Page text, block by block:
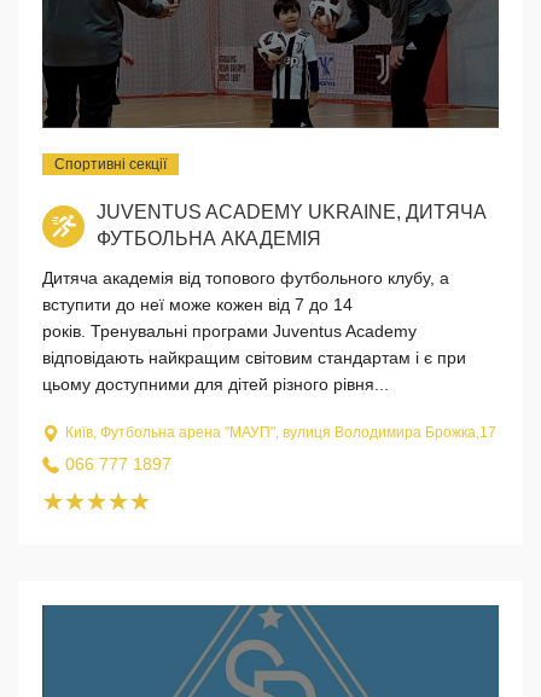
Спортивні секції
JUVENTUS ACADEMY UKRAINЕ, ДИТЯЧА
ФУТБОЛЬНА АКАДЕМІЯ
Дитяча академія від топового футбольного клубу, а
вступити до неї може кожен від 7 до 14
років. Тренувальні програми Juventus Academy
відповідають найкращим світовим стандартам і є при
цьому доступними для дітей різного рівня...
Київ, Футбольна арена "МАУП", вулиця Володимира Брожка,17
066 777 1897